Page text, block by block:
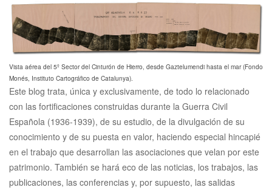
Vista aérea del 5º Sector del Cinturón de Hierro, desde Gaztelumendi hasta el mar (Fondo
Monés, Instituto Cartográfico de Catalunya).
Este blog trata, única y exclusivamente, de todo lo relacionado
con las fortificaciones construidas durante la Guerra Civil
Española (1936-1939), de su estudio, de la divulgación de su
conocimiento y de su puesta en valor, haciendo especial hincapié
en el trabajo que desarrollan las asociaciones que velan por este
patrimonio. También se hará eco de las noticias, los trabajos, las
publicaciones, las conferencias y, por supuesto, las salidas